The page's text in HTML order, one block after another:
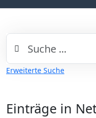
Erweiterte Suche
Einträge in